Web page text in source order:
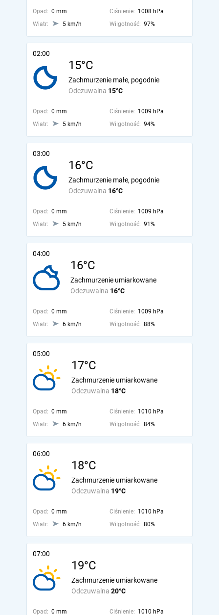
Opad: 0 mm Ciśnienie: 1008 hPa
Wiatr:
5 km/h Wilgotność: 97%
02:00
15°C
Odczuwalna 15°C
Zachmurzenie małe, pogodnie
Opad: 0 mm Ciśnienie: 1009 hPa
Wiatr:
5 km/h Wilgotność: 94%
03:00
16°C
Odczuwalna 16°C
Zachmurzenie małe, pogodnie
Opad: 0 mm Ciśnienie: 1009 hPa
Wiatr:
5 km/h Wilgotność: 91%
04:00
16°C
Odczuwalna 16°C
Zachmurzenie umiarkowane
Opad: 0 mm Ciśnienie: 1009 hPa
Wiatr:
6 km/h Wilgotność: 88%
05:00
17°C
Odczuwalna 18°C
Zachmurzenie umiarkowane
Opad: 0 mm Ciśnienie: 1010 hPa
Wiatr:
6 km/h Wilgotność: 84%
06:00
18°C
Odczuwalna 19°C
Zachmurzenie umiarkowane
Opad: 0 mm Ciśnienie: 1010 hPa
Wiatr:
6 km/h Wilgotność: 80%
07:00
19°C
Odczuwalna 20°C
Zachmurzenie umiarkowane
Opad: 0 mm Ciśnienie: 1010 hPa